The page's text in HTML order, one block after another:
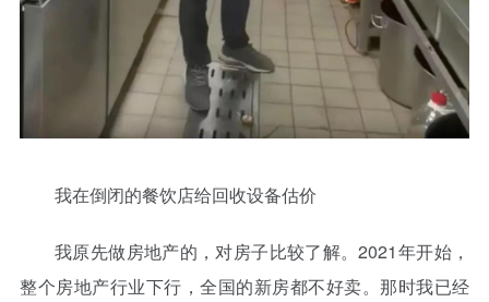
我在倒闭的餐饮店给回收设备估价
我原先做房地产的，对房子比较了解。2021年开始，
整个房地产行业下行，全国的新房都不好卖。那时我已经